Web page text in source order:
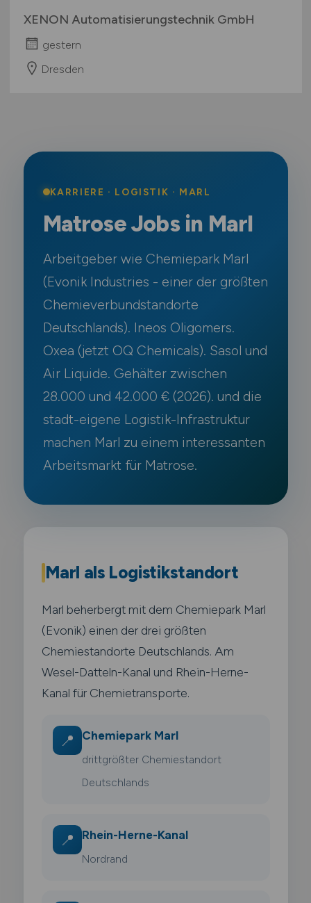
XENON Automatisierungstechnik GmbH
gestern
Dresden
KARRIERE · LOGISTIK · MARL
Matrose Jobs in Marl
Arbeitgeber wie Chemiepark Marl
(Evonik Industries - einer der größten
Chemieverbundstandorte
Deutschlands). Ineos Oligomers.
Oxea (jetzt OQ Chemicals). Sasol und
Air Liquide. Gehälter zwischen
28.000 und 42.000 € (2026). und die
stadt-eigene Logistik-Infrastruktur
machen Marl zu einem interessanten
Arbeitsmarkt für Matrose.
Marl als Logistikstandort
Marl beherbergt mit dem Chemiepark Marl
(Evonik) einen der drei größten
Chemiestandorte Deutschlands. Am
Wesel-Datteln-Kanal und Rhein-Herne-
Kanal für Chemietransporte.
📍 Chemiepark Marl
drittgrößter Chemiestandort
Deutschlands
📍 Rhein-Herne-Kanal
Nordrand